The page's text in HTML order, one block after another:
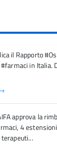
il Rapporto
#farmaci in Italia.
approva la
4